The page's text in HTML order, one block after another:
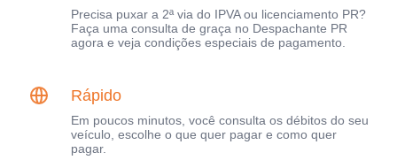
Precisa puxar a 2ª via do IPVA ou licenciamento PR?
Faça uma consulta de graça no Despachante PR
agora e veja condições especiais de pagamento.
Rápido
Em poucos minutos, você consulta os débitos do seu
veículo, escolhe o que quer pagar e como quer
pagar.